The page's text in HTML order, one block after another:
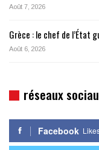
Août 7, 2026
Grèce : le chef de l’État
Août 6, 2026
réseaux
Facebook